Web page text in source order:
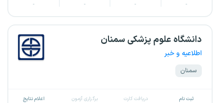
-
-
-
-
دانشگاه علوم پزشکی سمنان
اطلاعیه و خبر
سمنان
ثبت نام دریافت کارت برگزاری آزمون اعلام نتایج